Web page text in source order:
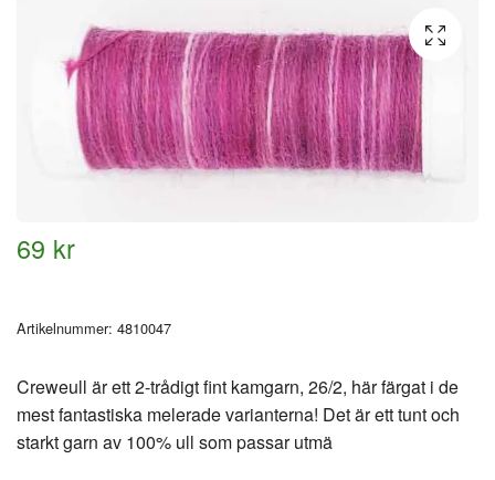
69 kr
Artikelnummer: 4810047
Creweull är ett 2-trådigt fint kamgarn, 26/2, här färgat i de
mest fantastiska melerade varianterna! Det är ett tunt och
starkt garn av 100% ull som passar utmä